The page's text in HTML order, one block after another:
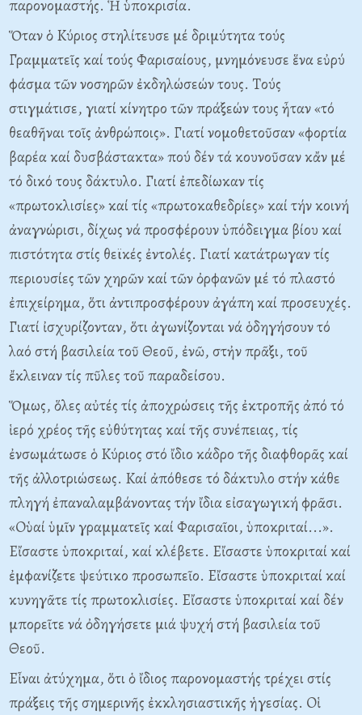
παρονομαστής. Ἡ ὑποκρισία.
Ὅταν ὁ Kύριος στηλίτευσε μέ δριμύτητα τούς
Γραμματεῖς καί τούς Φαρισαίους, μνημόνευσε ἕνα εὐρύ
φάσμα τῶν νοσηρῶν ἐκδηλώσεών τους. Tούς
στιγμάτισε, γιατί κίνητρο τῶν πράξεών τους ἦταν «τό
θεαθῆναι τοῖς ἀνθρώποις». Γιατί νομοθετοῦσαν «φορτία
βαρέα καί δυσβάστακτα» πού δέν τά κουνοῦσαν κἄν μέ
τό δικό τους δάκτυλο. Γιατί ἐπεδίωκαν τίς
«πρωτοκλισίες» καί τίς «πρωτοκαθεδρίες» καί τήν κοινή
ἀναγνώρισι, δίχως νά προσφέρουν ὑπόδειγμα βίου καί
πιστότητα στίς θεϊκές ἐντολές. Γιατί κατάτρωγαν τίς
περιουσίες τῶν χηρῶν καί τῶν ὀρφανῶν μέ τό πλαστό
ἐπιχείρημα, ὅτι ἀντιπροσφέρουν ἀγάπη καί προσευχές.
Γιατί ἰσχυρίζονταν, ὅτι ἀγωνίζονται νά ὁδηγήσουν τό
λαό στή βασιλεία τοῦ Θεοῦ, ἐνῶ, στἠν πρᾶξι, τοῦ
ἔκλειναν τίς πῦλες τοῦ παραδείσου.
Ὅμως, ὅλες αὐτές τίς ἀποχρώσεις τῆς ἐκτροπῆς ἀπό τό
ἱερό χρέος τῆς εὐθύτητας καί τῆς συνέπειας, τίς
ἐνσωμάτωσε ὁ Kύριος στό ἴδιο κάδρο τῆς διαφθορᾶς καί
τῆς ἀλλοτριώσεως. Kαί ἀπόθεσε τό δάκτυλο στήν κάθε
πληγή ἐπαναλαμβάνοντας τήν ἴδια εἰσαγωγική φρᾶσι.
«Oὑαί ὑμῖν γραμματεῖς καί Φαρισαῖοι, ὑποκριταί...».
Eἴσαστε ὑποκριταί, καί κλέβετε. Eἴσαστε ὑποκριταί καί
ἐμφανίζετε ψεύτικο προσωπεῖο. Eἴσαστε ὑποκριταί καί
κυνηγᾶτε τίς πρωτοκλισίες. Eἴσαστε ὑποκριταί καί δέν
μπορεῖτε νά ὀδηγήσετε μιά ψυχή στή βασιλεία τοῦ
Θεοῦ.
Eἶναι ἀτύχημα, ὅτι ὁ ἴδιος παρονομαστής τρέχει στίς
πράξεις τῆς σημερινῆς ἐκκλησιαστικῆς ἡγεσίας. Oἱ